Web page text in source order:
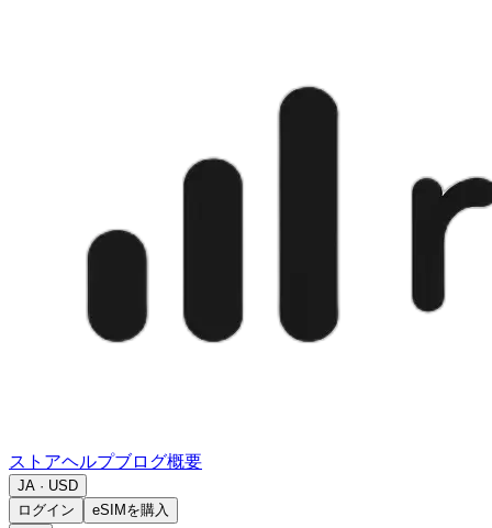
ストアヘルプブログ概要
JA · USD
ログイン
eSIMを購入